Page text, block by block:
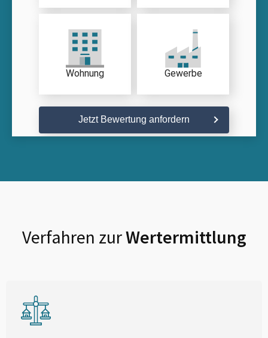
Wohnung Gewerbe
Jetzt Bewertung anfordern
Verfahren zurWertermittlung